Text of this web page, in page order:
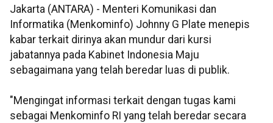
Jakarta (ANTARA) - Menteri Komunikasi dan
Informatika (Menkominfo) Johnny G Plate menepis
kabar terkait dirinya akan mundur dari kursi
jabatannya pada Kabinet Indonesia Maju
sebagaimana yang telah beredar luas di publik.
"Mengingat informasi terkait dengan tugas kami
sebagai Menkominfo RI yang telah beredar secara